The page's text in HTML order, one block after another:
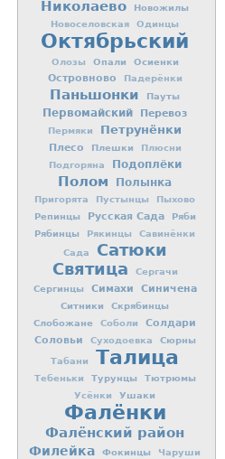
Николаево
Новожилы
Новоселовская Одинцы
Октябрьский
Олозы Опали Осиенки
Островново Падерёнки
Паньшонки Пауты
Первомайский Перевоз
Пермяки Петрунёнки
Плесо Плешки
Плюсни
Подгоряна
Подоплёки
Полом Полынка
Пригорята Пустынцы Пыхово
Репинцы Русская Сада
Ряби
Рябинцы
Рякинцы
Савинёнки
Сада
Сатюки
Святица
Сергачи
Сергинцы Симахи Синичена
Ситники
Скрябинцы
Слобожане
Соболи
Солдари
Соловьи
Суходоевка Сюрны
Табани Талица
Тебеньки Турунцы Тютрюмы
Усёнки Ушаки
Фалёнки
Фалёнский район
Филейка Фокинцы Чаруши